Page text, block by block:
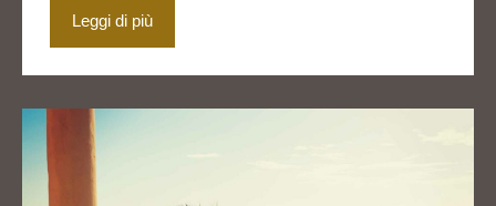
Leggi di più